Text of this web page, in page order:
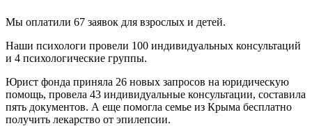
Мы оплатили 67 заявок для взрослых и детей.
Наши психологи провели 100 индивидуальных консультаций
и 4 психологические группы.
Юрист фонда приняла 26 новых запросов на юридическую
помощь, провела 43 индивидуальные консультации, составила
пять документов. А еще помогла семье из Крыма бесплатно
получить лекарство от эпилепсии.